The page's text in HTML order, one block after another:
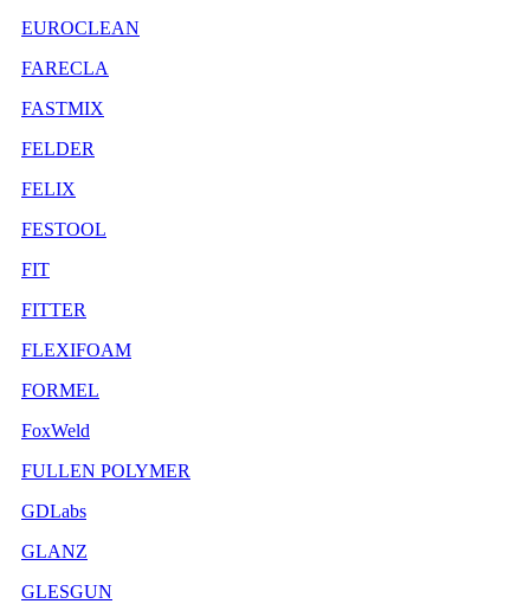
EUROCLEAN
FARECLA
FASTMIX
FELDER
FELIX
FESTOOL
FIT
FITTER
FLEXIFOAM
FORMEL
FoxWeld
FULLEN POLYMER
GDLabs
GLANZ
GLESGUN